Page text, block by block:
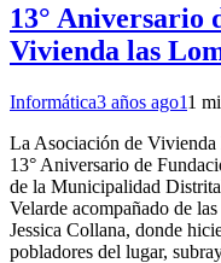
13° Aniversario
Vivienda las
Informática3 años ago11
La Asociación de
13° Aniversario de
de la Municipalidad
Velarde acompañado de
Jessica Collana, donde
pobladores del lugar,